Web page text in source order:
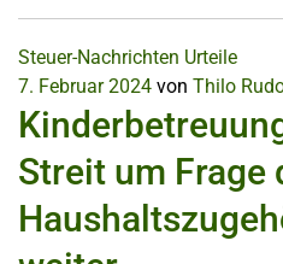
Steuer-Nachrichten Urteile
7. Februar 2024 von Thilo
Streit um Frage